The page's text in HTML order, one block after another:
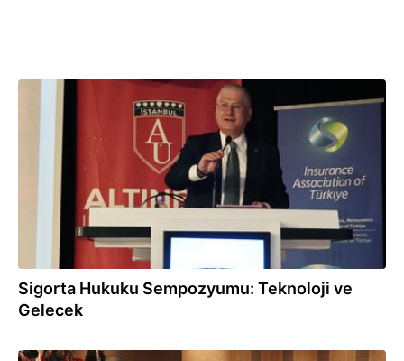
01.07.2026
Sigorta Hukuku Sempozyumu: Teknoloji ve
Gelecek